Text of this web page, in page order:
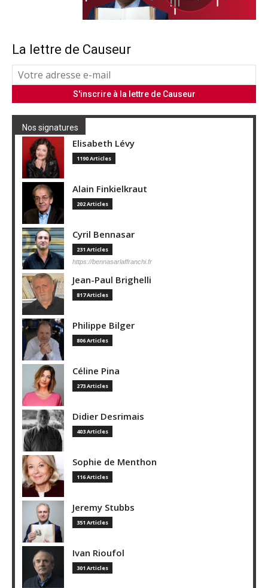
La lettre de Causeur
Nos signatures
Elisabeth Lévy
1190 Articles
Alain Finkielkraut
202 Articles
Cyril Bennasar
231 Articles
https://bennasarlaffranchi.fr
Jean-Paul Brighelli
817 Articles
Philippe Bilger
806 Articles
Céline Pina
273 Articles
Didier Desrimais
403 Articles
Sophie de Menthon
116 Articles
Jeremy Stubbs
351 Articles
Ivan Rioufol
301 Articles